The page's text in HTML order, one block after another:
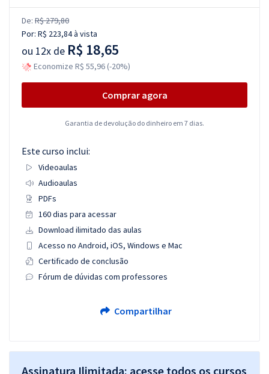
De: R$ 279,80
Por: R$ 223,84à vista
ou 12x de R$ 18,65
Economize R$ 55,96 (-20%)
Comprar agora
Garantia de devolução do dinheiro em 7 dias.
Este curso inclui:
Videoaulas
Audioaulas
PDFs
160 dias para acessar
Download ilimitado das aulas
Acesso no Android, iOS, Windows e Mac
Certificado de conclusão
Fórum de dúvidas com professores
Compartilhar
Assinatura Ilimitada: acesse todos os cursos